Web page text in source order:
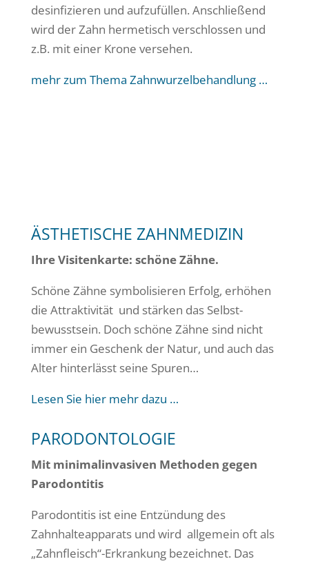
desinfizieren und aufzufüllen. Anschließend
wird der Zahn hermetisch verschlossen und
z.B. mit einer Krone versehen.
mehr zum Thema Zahnwurzelbehandlung …
ÄSTHETISCHE ZAHNMEDIZIN
Ihre Visitenkarte: schöne Zähne.
Schöne Zähne symbolisieren Erfolg, erhöhen
die Attraktivität und stärken das Selbst-
bewusstsein. Doch schöne Zähne sind nicht
immer ein Geschenk der Natur, und auch das
Alter hinterlässt seine Spuren…
Lesen Sie hier mehr dazu …
PARODONTOLOGIE
Mit minimalinvasiven Methoden gegen
Parodontitis
Parodontitis ist eine Entzündung des
Zahnhalteapparats und wird allgemein oft als
„Zahnfleisch“-Erkrankung bezeichnet. Das